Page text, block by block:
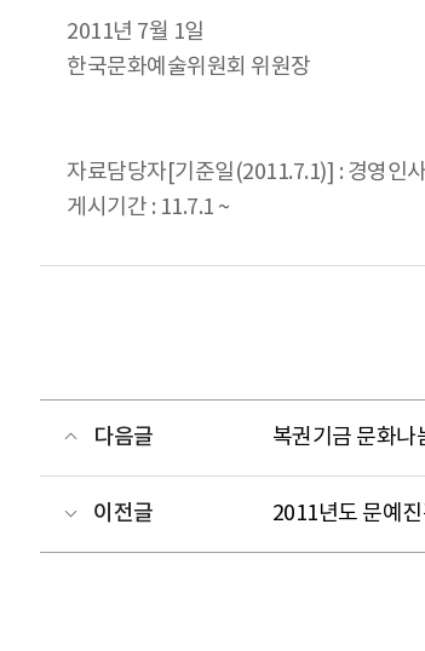
2011년 7월 1일
한국문화예술위원회 위원장
자료담당자[기준일(2011.7.1)] : 경영인
게시기간 : 11.7.1 ~
다음글 복권기금 문화나
이전글 2011년도 문예